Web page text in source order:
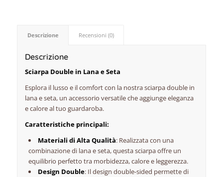
Descrizione Recensioni (0)
Descrizione
Sciarpa Double in Lana e Seta
Esplora il lusso e il comfort con la nostra sciarpa double in
lana e seta, un accessorio versatile che aggiunge eleganza
e calore al tuo guardaroba.
Caratteristiche principali:
Materiali di Alta Qualità: Realizzata con una
combinazione di lana e seta, questa sciarpa offre un
equilibrio perfetto tra morbidezza, calore e leggerezza.
Design Double: Il design double-sided permette di